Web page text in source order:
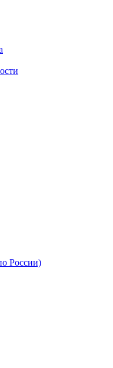
России)